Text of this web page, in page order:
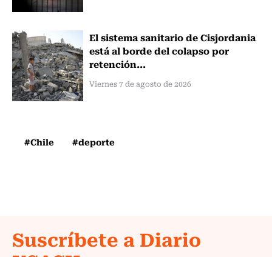
El sistema sanitario de Cisjordania
está al borde del colapso por
retención...
Viernes 7 de agosto de 2026
#Chile #deporte